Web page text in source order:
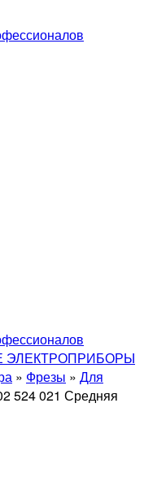
» Фрезы » Для
524 021 Средняя